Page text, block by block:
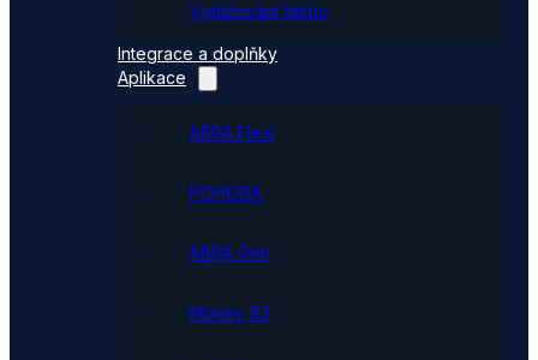
Vytěžování faktur
Integrace a doplňky
Aplikace
ABRA Flexi
POHODA
ABRA Gen
Money S3